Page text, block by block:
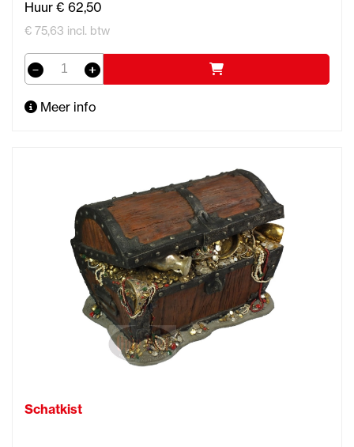
Huur € 62,50
€ 75,63 incl. btw
Meer info
Schatkist